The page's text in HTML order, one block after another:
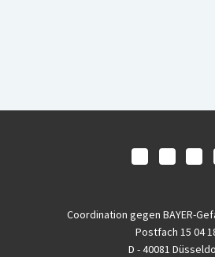
Coordination gegen BAYER-
Postfach 15 04
D - 40081